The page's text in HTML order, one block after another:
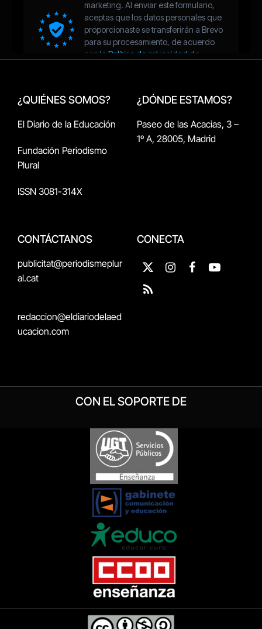
¿QUIÉNES SOMOS?
El Diario de la Educación
Fundación Periodismo
Plural
ISSN 3081-314X
¿DÓNDE ESTAMOS?
Paseo de las Acacias, 3 –
1º A, 28005, Madrid
CONTÁCTANOS
publicitat@periodismeplur
al.cat
redaccion@eldiariodelaed
ucacion.com
CONECTA
X
(Twitter)
InstagramFacebookYouTube
RSS
CON EL SOPORTE DE